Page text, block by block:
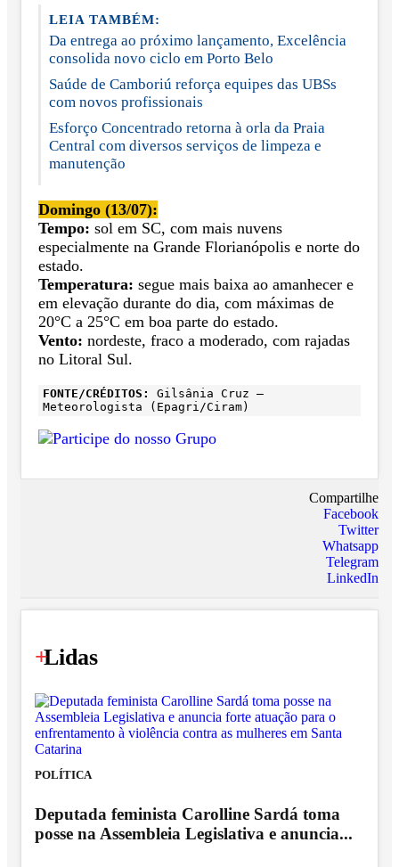
LEIA TAMBÉM:
Da entrega ao próximo lançamento, Excelência
consolida novo ciclo em Porto Belo
Saúde de Camboriú reforça equipes das UBSs
com novos profissionais
Esforço Concentrado retorna à orla da Praia
Central com diversos serviços de limpeza e
manutenção
Domingo (13/07):
Tempo: sol em SC, com mais nuvens
especialmente na Grande Florianópolis e norte do
estado.
Temperatura: segue mais baixa ao amanhecer e
em elevação durante do dia, com máximas de
20°C a 25°C em boa parte do estado.
Vento: nordeste, fraco a moderado, com rajadas
no Litoral Sul.
FONTE/CRÉDITOS:
Gilsânia Cruz –
Meteorologista (Epagri/Ciram)
Compartilhe
Facebook
Twitter
Whatsapp
Telegram
LinkedIn
+
Lidas
POLÍTICA
Deputada feminista Carolline Sardá toma
posse na Assembleia Legislativa e anuncia...